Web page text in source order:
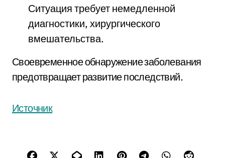
Ситуация требует немедленной
диагностики, хирургического
вмешательства.
Своевременное обнаружение заболевания
предотвращает развитие последствий.
Источник